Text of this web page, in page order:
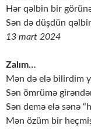
Hər qəlbin bir
Sən də düşdün
13 mart 2024
Zalım…
Mən də elə bilirdim
Sən ömrümə
Sən demə elə sənə
Mən özüm bir